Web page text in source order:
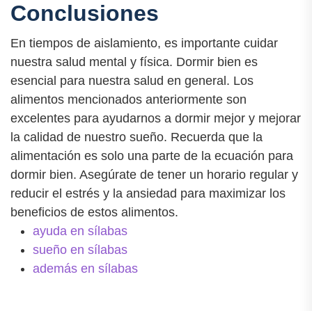
Conclusiones
En tiempos de aislamiento, es importante cuidar
nuestra salud mental y física. Dormir bien es
esencial para nuestra salud en general. Los
alimentos mencionados anteriormente son
excelentes para ayudarnos a dormir mejor y mejorar
la calidad de nuestro sueño. Recuerda que la
alimentación es solo una parte de la ecuación para
dormir bien. Asegúrate de tener un horario regular y
reducir el estrés y la ansiedad para maximizar los
beneficios de estos alimentos.
ayuda en sílabas
sueño en sílabas
además en sílabas